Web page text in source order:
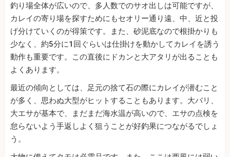
釣り場全体が広いので、多人数でのサオ出しは可能ですが、
カレイの寄り場を探すためにもセオリー通り遠、中、近と投
げ分けていくのが得策です。また、砂泥底なので根掛かりも
少なく、約5分に1回ぐらいは仕掛けを動かしてカレイを誘う
動作も重要です。この直後にドカンと大アタリが出ることも
よくあります。
最近の傾向としては、足元の捨て石の際にカレイが潜むこと
が多く、思わぬ大型がヒットすることもあります。大バリ、
大エサが基本で、まだまだ海水温が高いので、エサの点検を
怠らないよう手返しよく狙うことが好釣果につながるでしょ
う。